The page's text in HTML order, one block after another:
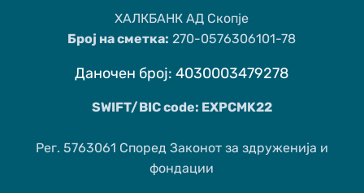
ХАЛКБАНК АД Скопје
Број на сметка: 270-0576306101-78
Даночен број: 4030003479278
SWIFT/BIC code: EXPCMK22
Рег. 5763061 Според Законот за здруженија и
фондации